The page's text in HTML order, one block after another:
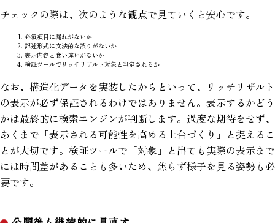
チェックの際は、次のような観点で見ていくと安心です。
必須項目に漏れがないか
記述形式に文法的な誤りがないか
表示内容と食い違いがないか
検証ツールでリッチリザルト対象と判定されるか
なお、構造化データを実装したからといって、リッチリザルト
の表示が必ず保証されるわけではありません。表示するかどう
かは最終的に検索エンジンが判断します。過度な期待をせず、
あくまで「表示される可能性を高める土台づくり」と捉えるこ
とが大切です。検証ツールで「対象」と出ても実際の表示まで
には時間差があることも多いため、焦らず様子を見る姿勢も必
要です。